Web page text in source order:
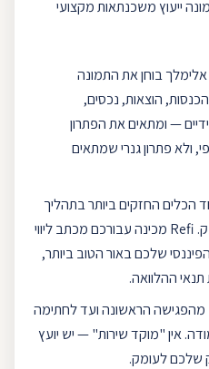
ייעוץ משכנתאות מקצועי
אלימלךבוחן את התמונה
הוצאות, נכסים,
— ומתאים את הפתרון
ולא פתרון גנרי שמתאים
הכלים החזקים ביותר בתהליך
Refi מכינה עבורכם מכתב ליווי
שלכם באור הטוב ביותר,
תנאי ההלוואה.
מהפגישה הראשונה ועד לחתימה
אין "מוקד שירות" — יש יועץ
שלכם לעומק.